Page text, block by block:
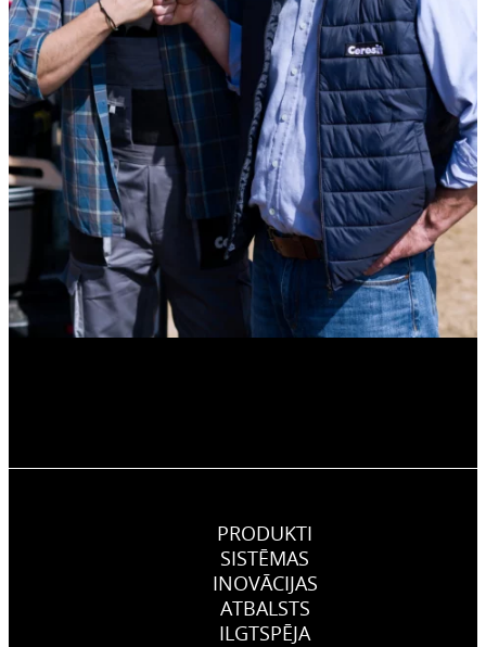
PRODUKTI
SISTĒMAS
INOVĀCIJAS
ATBALSTS
ILGTSPĒJA